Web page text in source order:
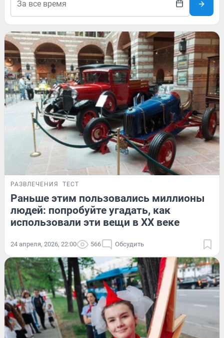
РАЗВЛЕЧЕНИЯ ТЕСТ
Раньше этим пользовались миллионы
людей: попробуйте угадать, как
использовали эти вещи в XX веке
24 апреля, 2026, 22:00 566 Обсудить